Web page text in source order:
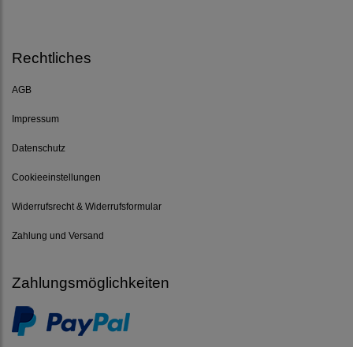
Rechtliches
AGB
Impressum
Datenschutz
Cookieeinstellungen
Widerrufsrecht & Widerrufsformular
Zahlung und Versand
Zahlungsmöglichkeiten